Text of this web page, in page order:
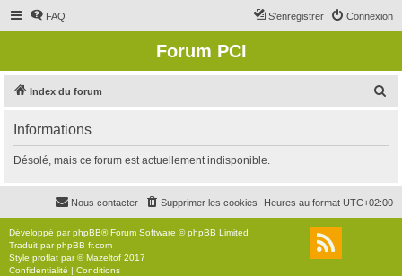
FAQ Connexion
S’enregistrer
Forum PCI
Index du forum
r
c
Informations
Désolé, mais ce forum est actuellement indisponible.
Heures au format UTC+02:00
Supprimer les cookies
Nous contacter
Développé parphpBB® Forum Software © phpBB Limited
Traduit parphpBB-fr.com
Style proflat par ©Mazeltof 2017
Confidentialité | Conditions